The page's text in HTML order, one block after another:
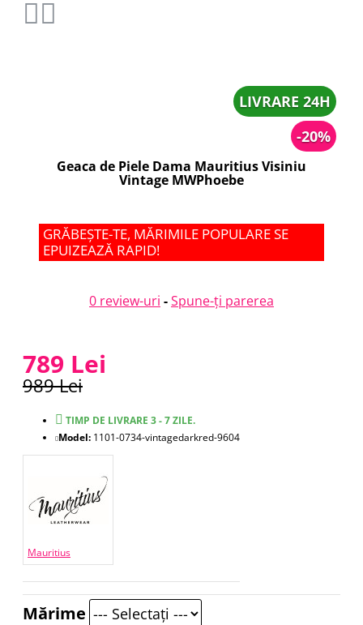
LIVRARE 24H
-20%
Geaca de Piele Dama Mauritius Visiniu
Vintage MWPhoebe
GRĂBEȘTE-TE, MĂRIMILE POPULARE SE
EPUIZEAZĂ RAPID!
0 review-uri -Spune-ţi parerea
789 Lei
989 Lei
TIMP DE LIVRARE 3 - 7 ZILE.
Model: 1101-0734-vintagedarkred-9604
Mauritius
Mărime